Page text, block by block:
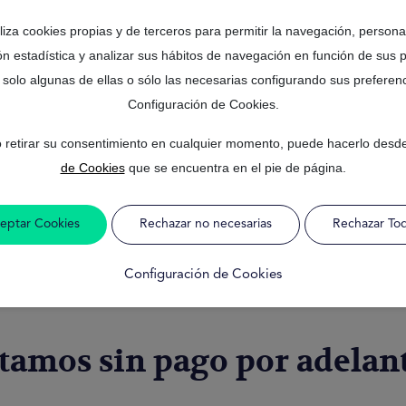
cookies propias y de terceros para permitir la navegación,
estadística y analizar sus hábitos de navegación en función de sus
algunas de ellas o sólo las necesarias configurando sus
Configuración de Cookies.
retirar su consentimiento en cualquier momento, puede hacerlo
de Cookiesque se encuentra en el pie de página.
Cookies Rechazar no necesarias Rechazar
Configuración de Cookies
FORMULARIO
DISPONIBILIDAD 24
internacionales sin
que se encuentran fuera de sus países de origen y les es
Esta es una de las razones por lo que se han extendido este tipo de
de llevar varios años residiendo.
podrás solicitarlo de manera online, por lo que podrás
y analizar cada oferta para adaptar la más conveniente.
sin pago por